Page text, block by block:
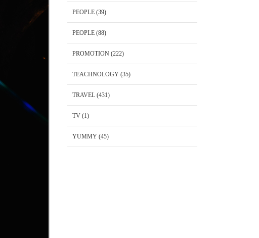
PEOPLE(39)
PEOPLE(88)
PROMOTION(222)
TEACHNOLOGY(35)
TRAVEL(431)
TV(1)
YUMMY(45)